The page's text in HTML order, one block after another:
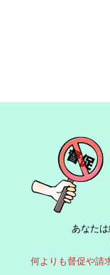
あなた
何よりも督促や請